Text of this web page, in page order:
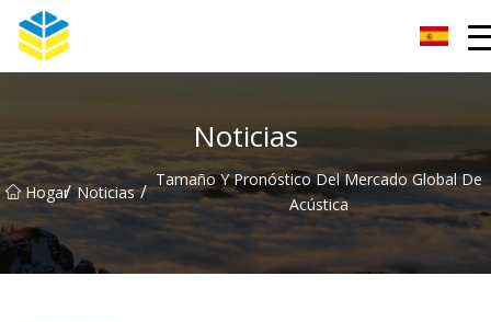
Noticias
Hogar/ Noticias / Tamaño Y Pronóstico Del Mercado Global De
Acústica